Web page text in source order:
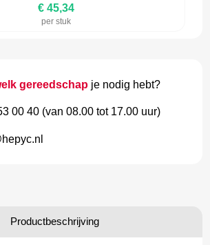
€ 45,34
per stuk
gereedschap je nodig hebt?
00 40 (van 08.00 tot 17.00 uur)
Productbeschrijving